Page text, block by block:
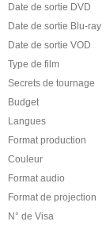
Date de sortie DVD
Date de sortie Blu-ray
Date de sortie VOD
Type de film
Secrets de tournage
Budget
Langues
Format production
Couleur
Format audio
Format de projection
N° de Visa